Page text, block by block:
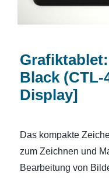
Black (CTL-
Display]
Das kompakte
zum Zeichnen und
Bearbeitung von